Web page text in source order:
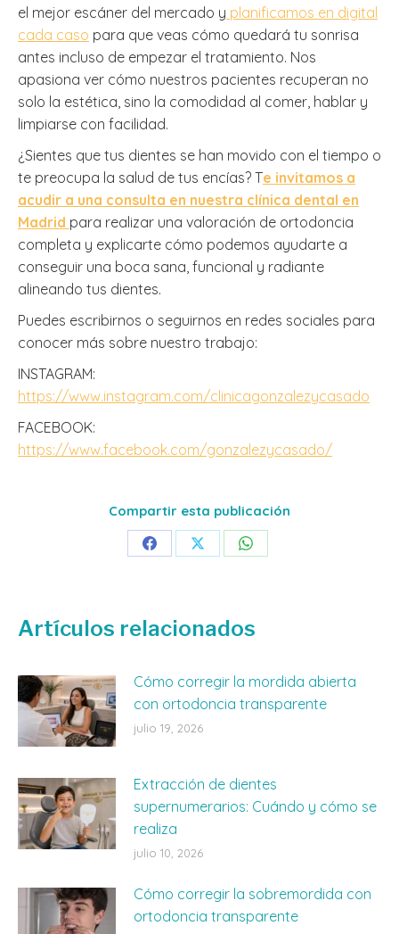
el mejor escáner del mercado y planificamos en digital
cada caso para que veas cómo quedará tu sonrisa
antes incluso de empezar el tratamiento. Nos
apasiona ver cómo nuestros pacientes recuperan no
solo la estética, sino la comodidad al comer, hablar y
limpiarse con facilidad.
¿Sientes que tus dientes se han movido con el tiempo o
te preocupa la salud de tus encías? Te invitamos a
acudir a una consulta en nuestra clínica dental en
Madrid para realizar una valoración de ortodoncia
completa y explicarte cómo podemos ayudarte a
conseguir una boca sana, funcional y radiante
alineando tus dientes.
Puedes escribirnos o seguirnos en redes sociales para
conocer más sobre nuestro trabajo:
INSTAGRAM:
https://www.instagram.com/clinicagonzalezycasado
FACEBOOK:
https://www.facebook.com/gonzalezycasado/
Compartir esta publicación
Share Share Share
Artículos relacionados
Cómo corregir la mordida abierta
con ortodoncia transparente
julio 19, 2026
Extracción de dientes
supernumerarios: Cuándo y cómo se
realiza
julio 10, 2026
Cómo corregir la sobremordida con
ortodoncia transparente